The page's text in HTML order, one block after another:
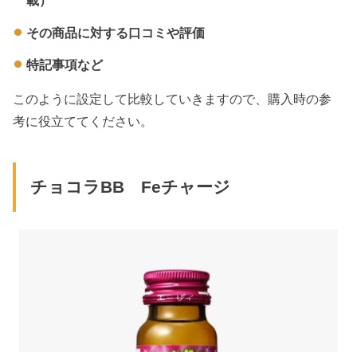
その商品に対する口コミや評価
特記事項など
このように設定して比較していきますので、購入時の参
考に役立ててください。
チョコラBB Feチャージ